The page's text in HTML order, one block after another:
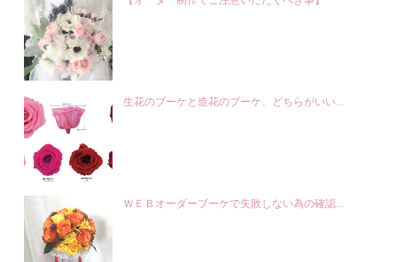
生花のブーケと造花のブーケ、どちらがいい...
ＷＥＢオーダーブーケで失敗しない為の確認...